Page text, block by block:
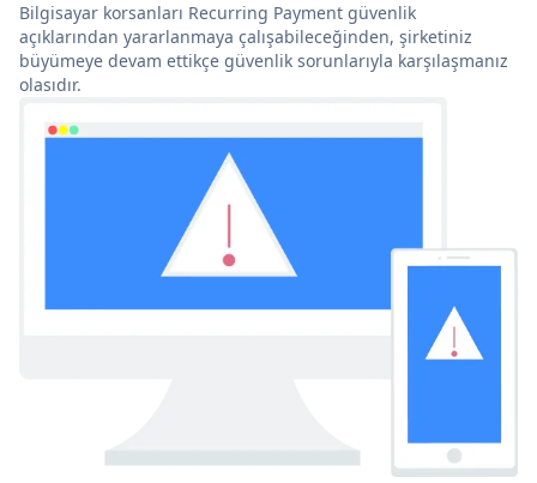
Bilgisayar korsanları Recurring Payment güvenlik
açıklarından yararlanmaya çalışabileceğinden, şirketiniz
büyümeye devam ettikçe güvenlik sorunlarıyla karşılaşmanız
olasıdır.